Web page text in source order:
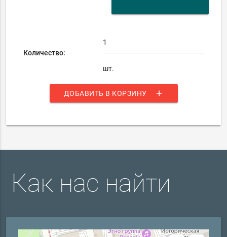
Количество:
шт.
ДОБАВИТЬ В КОРЗИНУ add
Как нас найти